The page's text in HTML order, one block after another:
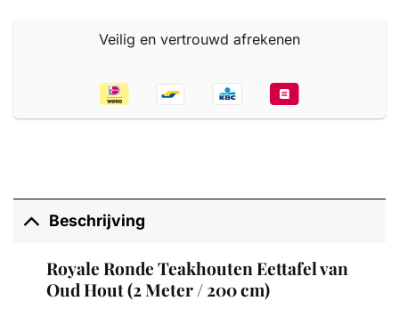
Veilig en vertrouwd afrekenen
Beschrijving
Royale Ronde Teakhouten Eettafel van
Oud Hout (2 Meter / 200 cm)